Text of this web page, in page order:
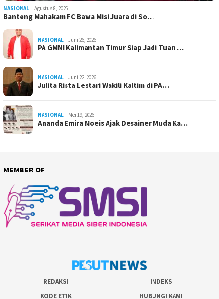
NASIONAL Agustus 8, 2026
Banteng Mahakam FC Bawa Misi Juara di So…
NASIONAL Juni 26, 2026
PA GMNI Kalimantan Timur Siap Jadi Tuan …
NASIONAL Juni 22, 2026
Julita Rista Lestari Wakili Kaltim di PA…
NASIONAL Mei 19, 2026
Ananda Emira Moeis Ajak Desainer Muda Ka…
MEMBER OF
REDAKSI
INDEKS
KODE ETIK
HUBUNGI KAMI